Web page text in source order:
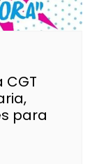
CGT
para